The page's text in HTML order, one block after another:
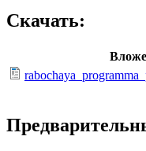
Скачать: